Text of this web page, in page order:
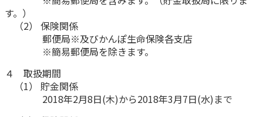
各種サービス・お知らせ
かんぽプラチナライフサービス
ご契約のしおり・約款（Web約款）
保険料のお払込方法
保険用語集
お問い合わせ
かんぽアプリ～かんぽの健康と安心を手のひらに～
かんぽブランド
かんぽ生命のサステナビリティ
す。）
（2） 保険関係
郵便局※及びかんぽ生命保険各支店
※簡易郵便局を除きます。
４ 取扱期間
（1） 貯金関係
2018年2月8日(木)から2018年3月7日(水)まで